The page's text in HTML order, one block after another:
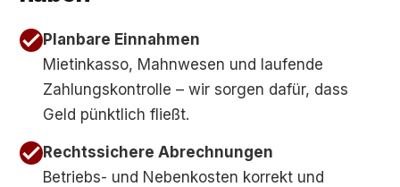
Planbare Einnahmen
Mietinkasso, Mahnwesen und laufende
Zahlungskontrolle – wir sorgen dafür, dass
Geld pünktlich fließt.
Rechtssichere Abrechnungen
Betriebs- und Nebenkosten korrekt und